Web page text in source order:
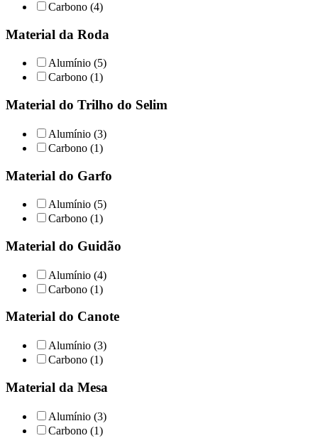
Carbono (4)
Material da Roda
Alumínio (5)
Carbono (1)
Material do Trilho do Selim
Alumínio (3)
Carbono (1)
Material do Garfo
Alumínio (5)
Carbono (1)
Material do Guidão
Alumínio (4)
Carbono (1)
Material do Canote
Alumínio (3)
Carbono (1)
Material da Mesa
Alumínio (3)
Carbono (1)